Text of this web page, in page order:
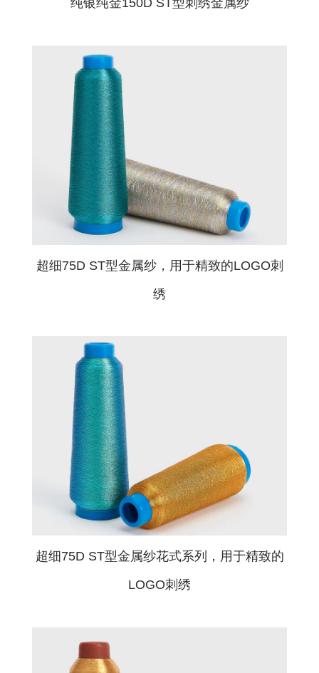
纯银纯金150D ST型刺绣金属纱
超细75D ST型金属纱，用于精致的LOGO刺
绣
超细75D ST型金属纱花式系列，用于精致的
LOGO刺绣
给我们留言
如果您想了解我们的纱线详细信息或对我们的
系。我们的目录精选了金属纱线样品，展示了
一系列颜色和饰面，满足您的创意需求。我们
户，请提供您的快递账号（DHL、FedEx 或